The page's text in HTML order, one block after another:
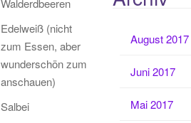
Walderdbeeren
Edelweiß (nicht
zum Essen, aber
wunderschön zum
anschauen)
Salbei
August 2017
Juni 2017
Mai 2017